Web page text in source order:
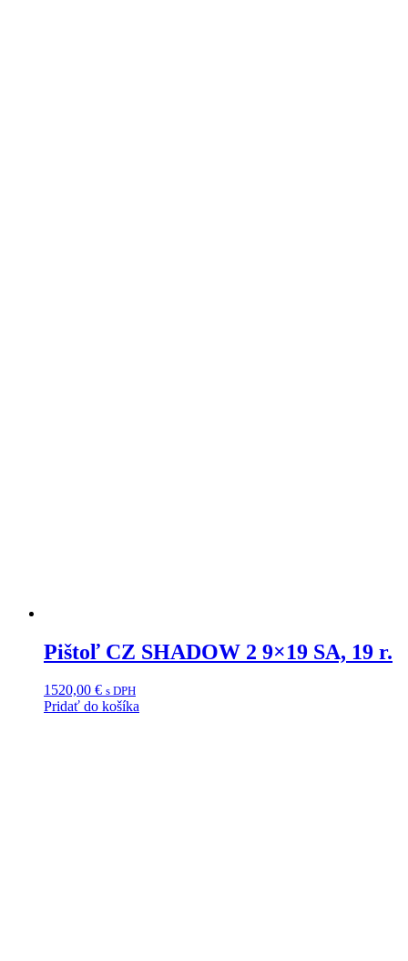
Pištoľ CZ SHADOW 2 9×19 SA, 19 r.
1520,00 € s DPH
Pridať do košíka